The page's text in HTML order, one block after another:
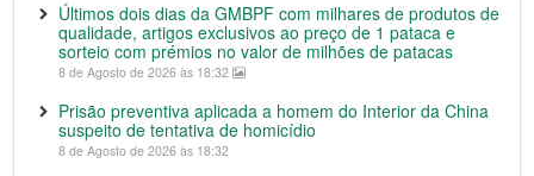
Últimos dois dias da GMBPF com milhares de produtos de
qualidade, artigos exclusivos ao preço de 1 pataca e
sorteio com prémios no valor de milhões de patacas
8 de Agosto de 2026 às 18:32
Prisão preventiva aplicada a homem do Interior da China
suspeito de tentativa de homicídio
8 de Agosto de 2026 às 18:32